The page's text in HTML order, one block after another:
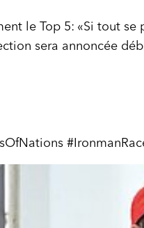
le Top 5: «Si tout se
sera annoncée